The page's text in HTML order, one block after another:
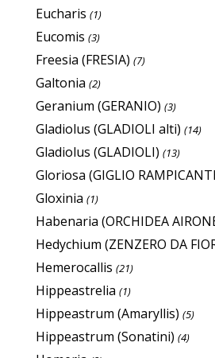
Eucharis (1)
Eucomis (3)
Freesia (FRESIA) (7)
Galtonia (2)
Geranium (GERANIO) (3)
Gladiolus (GLADIOLI alti) (14)
Gladiolus (GLADIOLI) (13)
Gloriosa (GIGLIO
Gloxinia (1)
Habenaria (ORCHIDEA
Hedychium (ZENZERO DA
Hemerocallis (21)
Hippeastrelia (1)
Hippeastrum (Amaryllis) (5)
Hippeastrum (Sonatini) (4)